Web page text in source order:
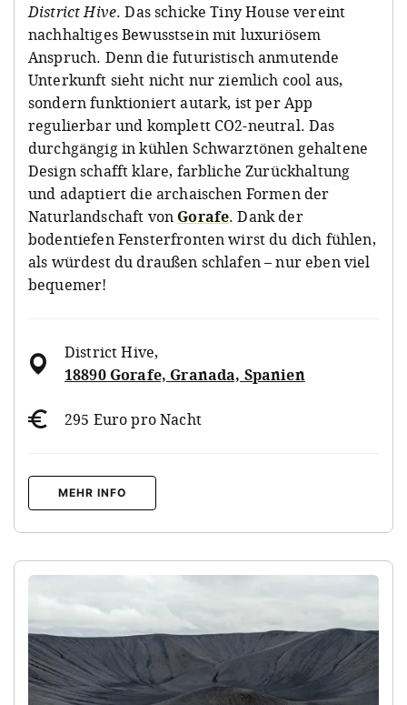
District Hive. Das schicke Tiny House vereint
nachhaltiges Bewusstsein mit luxuriösem
Anspruch. Denn die futuristisch anmutende
Unterkunft sieht nicht nur ziemlich cool aus,
sondern funktioniert autark, ist per App
regulierbar und komplett CO2-neutral. Das
durchgängig in kühlen Schwarztönen gehaltene
Design schafft klare, farbliche Zurückhaltung
und adaptiert die archaischen Formen der
Naturlandschaft von Gorafe. Dank der
bodentiefen Fensterfronten wirst du dich fühlen,
als würdest du draußen schlafen – nur eben viel
bequemer!
District Hive,
18890 Gorafe, Granada, Spanien
295 Euro pro Nacht
MEHR INFO